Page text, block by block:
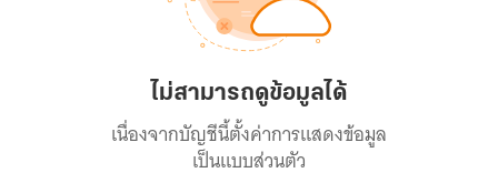
ไม่สามารถดูข้อมูลได้
เนื่องจากบัญชีนี้ตั้งค่าการแสดงข้อมูล
เป็นแบบส่วนตัว